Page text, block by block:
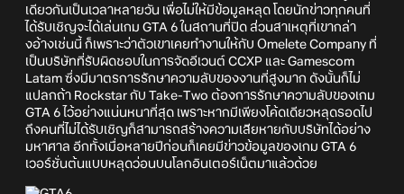
เดียวกันเป็นเวลาหลายวัน เพื่อไม่ให้มีข้อมูลหลุด โดยนักข่าวทุกคนที่
ได้รับเชิญจะได้เล่นเกม GTA 6 ในสถานที่ปิด ส่วนสาเหตุที่เขากล่า
งอ้างเช่นนี้ ก็เพราะว่าตัวเขาเคยทำงานให้กับ Omelete Company ที่
เป็นบริษัทที่รับผิดชอบในการจัดอีเวนต์ CCXP และ Gamescom
Latam ซึ่งมีมาตรการรักษาความลับของงานที่สูงมาก ดังนั้นก็ไม่
แปลกถ้า Rockstar กับ Take-Two ต้องการรักษาความลับของเกม
GTA 6 ไว้อย่างแน่นหนาที่สุด เพราะหากมีเพียงโค้ดเดียวหลุดรอดไป
ถึงคนที่ไม่ได้รับเชิญก็สามารถสร้างความเสียหายกับบริษัทได้อย่าง
มหาศาล อีกทั้งเมื่อหลายปีก่อนก็เคยมีข่าวข้อมูลของเกม GTA 6
เวอร์ชั่นต้นแบบหลุดว่อนบนโลกอินเตอร์เน็ตมาแล้วด้วย